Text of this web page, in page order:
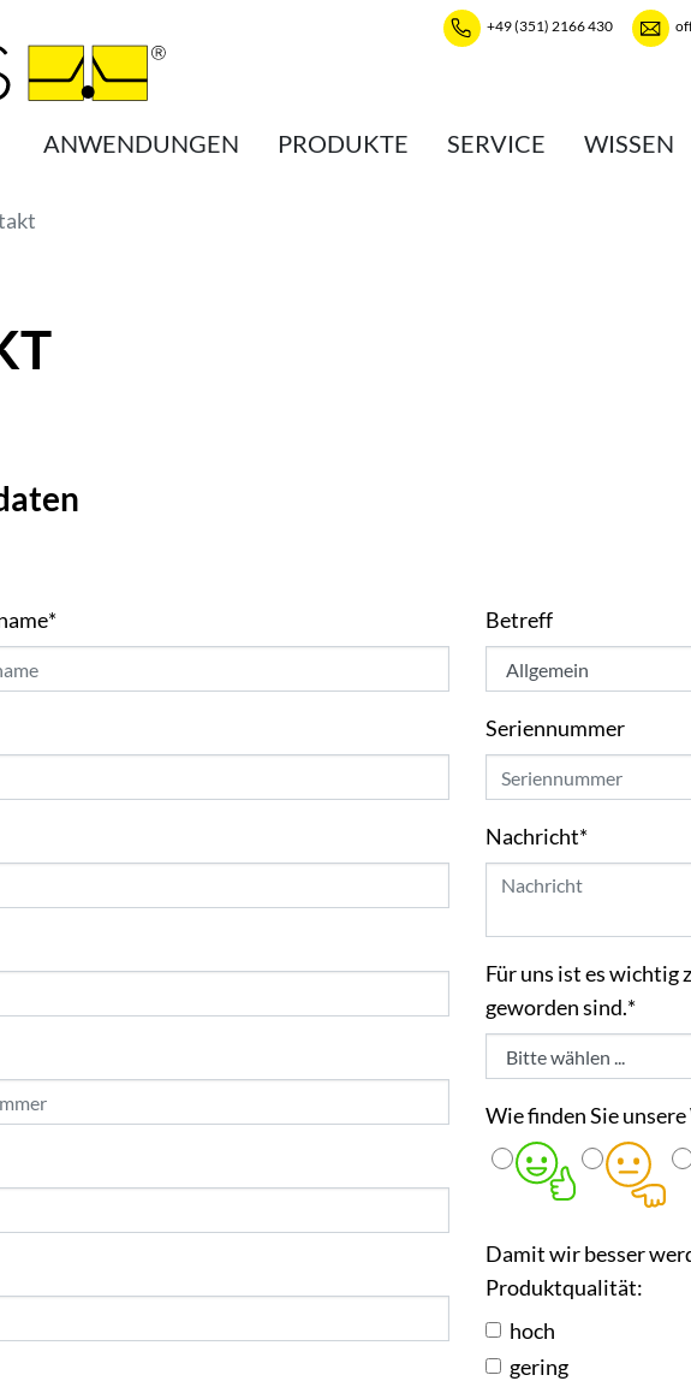
+49 (351) 2166 430
ANWENDUNGEN PRODUKTE SERVICE WISSEN
* Betreff
Seriennummer
Nachricht*
Für uns ist es wichtig
geworden sind.*
Wie finden Sie
Damit wir besser
Produktqualität:
hoch
gering